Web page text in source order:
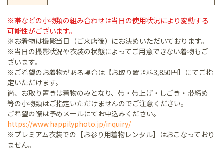
※帯などの小物類の組み合わせは当日の使用状況により変動する
可能性がございます。
※お着物は撮影当日（ご来店後）にお決めいただいております。
※当日の撮影状況や衣装の状態によってご用意できない着物もご
ざいます。
※ご希望のお着物がある場合は【お取り置き料3,850円】にてご指
定いただけます。
尚、お取り置きは着物のみとなり、帯・帯上げ・しごき・帯締め
等の小物類はご指定いただけませんのでご注意ください。
ご希望の際は予めメールにてお申込みください。
https://www.happilyphoto.jp/inquiry/
※プレミアム衣装での【お参り用着物レンタル】はおこなっており
ません。